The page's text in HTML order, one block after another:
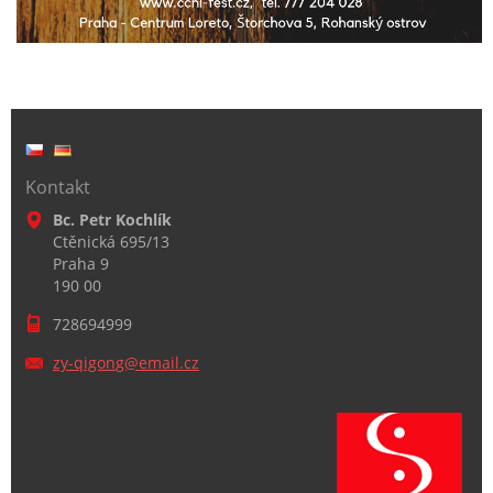
Kontakt
Bc. Petr Kochlík
Ctěnická 695/13
Praha 9
190 00
728694999
zy-qigong@email.cz